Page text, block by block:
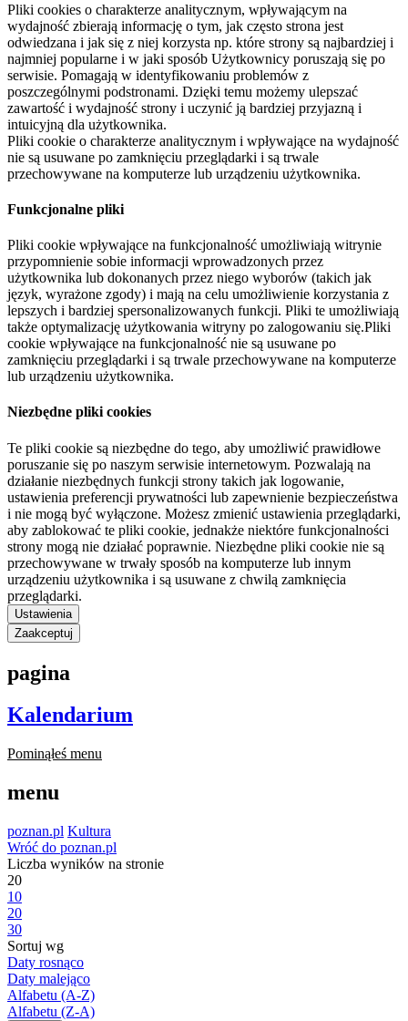
Pliki cookies o charakterze analitycznym, wpływającym na
wydajność zbierają informację o tym, jak często strona jest
odwiedzana i jak się z niej korzysta np. które strony są najbardziej i
najmniej popularne i w jaki sposób Użytkownicy poruszają się po
serwisie. Pomagają w identyfikowaniu problemów z
poszczególnymi podstronami. Dzięki temu możemy ulepszać
zawartość i wydajność strony i uczynić ją bardziej przyjazną i
intuicyjną dla użytkownika.
Pliki cookie o charakterze analitycznym i wpływające na wydajność
nie są usuwane po zamknięciu przeglądarki i są trwale
przechowywane na komputerze lub urządzeniu użytkownika.
Funkcjonalne pliki
Pliki cookie wpływające na funkcjonalność umożliwiają witrynie
przypomnienie sobie informacji wprowadzonych przez
użytkownika lub dokonanych przez niego wyborów (takich jak
język, wyrażone zgody) i mają na celu umożliwienie korzystania z
lepszych i bardziej spersonalizowanych funkcji. Pliki te umożliwiają
także optymalizację użytkowania witryny po zalogowaniu się.Pliki
cookie wpływające na funkcjonalność nie są usuwane po
zamknięciu przeglądarki i są trwale przechowywane na komputerze
lub urządzeniu użytkownika.
Niezbędne pliki cookies
Te pliki cookie są niezbędne do tego, aby umożliwić prawidłowe
poruszanie się po naszym serwisie internetowym. Pozwalają na
działanie niezbędnych funkcji strony takich jak logowanie,
ustawienia preferencji prywatności lub zapewnienie bezpieczeństwa
i nie mogą być wyłączone. Możesz zmienić ustawienia przeglądarki,
aby zablokować te pliki cookie, jednakże niektóre funkcjonalności
strony mogą nie działać poprawnie. Niezbędne pliki cookie nie są
przechowywane w trwały sposób na komputerze lub innym
urządzeniu użytkownika i są usuwane z chwilą zamknięcia
przeglądarki.
Ustawienia
Zaakceptuj
pagina
Kalendarium
Pominąłeś menu
menu
poznan.pl Kultura
Wróć do poznan.pl
Liczba wyników na stronie
20
10
20
30
Sortuj wg
Daty rosnąco
Daty malejąco
Alfabetu (A-Z)
Alfabetu (Z-A)